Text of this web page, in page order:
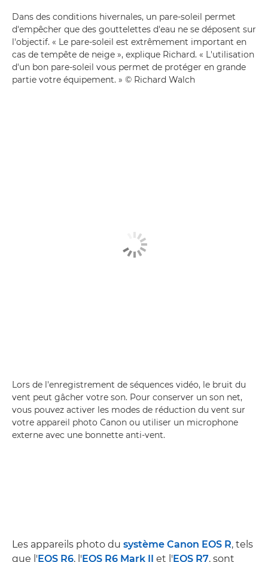
Dans des conditions hivernales, un pare-soleil permet
d'empêcher que des gouttelettes d'eau ne se déposent sur
l'objectif. « Le pare-soleil est extrêmement important en
cas de tempête de neige », explique Richard. « L'utilisation
d'un bon pare-soleil vous permet de protéger en grande
partie votre équipement. » © Richard Walch
Lors de l'enregistrement de séquences vidéo, le bruit du
vent peut gâcher votre son. Pour conserver un son net,
vous pouvez activer les modes de réduction du vent sur
votre appareil photo Canon ou utiliser un microphone
externe avec une bonnette anti-vent.
Les appareils photo du système Canon EOS R, tels
que l'EOS R6, l'EOS R6 Mark II et l'EOS R7, sont